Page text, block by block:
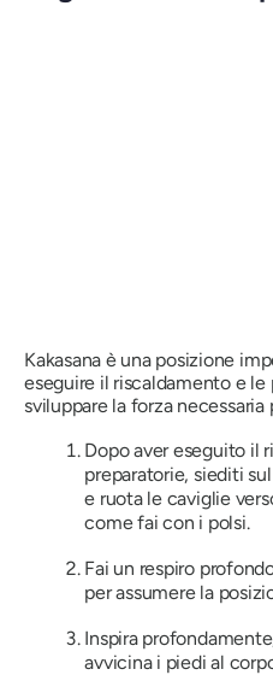
Kakasana è una posizione
eseguire il riscaldamento e
sviluppare la forza
Dopo aver eseguito il
preparatorie, siediti
e ruota le caviglie
come fai con i polsi.
Fai un respiro
per assumere la
Inspira
avvicina i piedi al